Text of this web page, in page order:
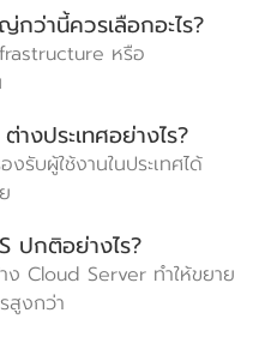
ว่านี้ควรเลือกอะไร?
หรือ
งประเทศอย่างไร?
รับผู้ใช้งานในประเทศได้
ปกติอย่างไร?
ง Cloud Server ทำให้ขยาย
สูงกว่า